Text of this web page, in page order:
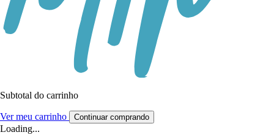
Subtotal do carrinho
Ver meu carrinho Continuar comprando
Loading...